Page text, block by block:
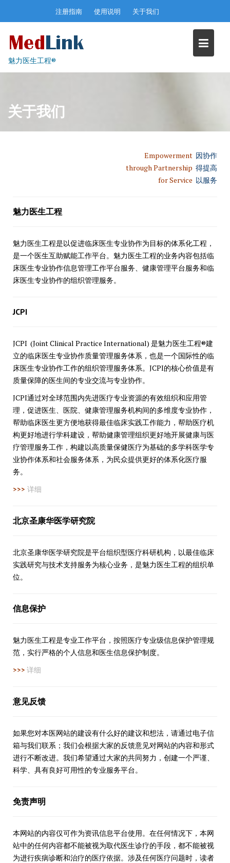
注册指南 使用说明 关于我们
魅力医生工程®
关于我们
Empowerment 因协作
through Partnership 得提高
for Service 以服务
魅力医生工程
魅力医生工程是以促进临床医生专业协作为目标的体系化工程，
是一个医生互助赋能工作平台。魅力医生工程的业务内容包括临
床医生专业协作信息管理工作平台服务、健康管理平台服务和临
床医生专业协作的组织管理服务。
JCPI
JCPI (Joint Clinical Practice International) 是魅力医生工程®建
立的临床医生专业协作质量管理服务体系，也是一个国际性的临
床医生专业协作工作的组织管理服务体系。JCPI的核心价值是有
质量保障的医生间的专业交流与专业协作。
JCPI通过对全球范围内先进医疗专业资源的有效组织和应用管
理，促进医生、医院、健康管理服务机构间的多维度专业协作，
帮助临床医生更方便地获得最佳临床实践工作能力，帮助医疗机
构更好地进行学科建设，帮助健康管理组织更好地开展健康与医
疗管理服务工作，构建以高质量保健医疗为基础的多学科医学专
业协作体系和社会服务体系，为民众提供更好的体系化医疗服
务。
>>> 详细
北京圣康华医学研究院
北京圣康华医学研究院是平台组织型医疗科研机构，以最佳临床
实践研究与技术支持服务为核心业务，是魅力医生工程的组织单
位。
信息保护
魅力医生工程是专业工作平台，按照医疗专业级信息保护管理规
范，实行严格的个人信息和医生信息保护制度。
>>> 详细
意见反馈
如果您对本医网站的建设有什么好的建议和想法，请通过电子信
箱与我们联系；我们会根据大家的反馈意见对网站的内容和形式
进行不断改进。我们希望通过大家的共同努力，创建一个严谨、
科学、具有良好可用性的专业服务平台。
免责声明
本网站的内容仅可作为资讯信息平台使用。在任何情况下，本网
站中的任何内容都不能被视为取代医生诊疗的手段，都不能被视
为进行疾病诊断和治疗的医疗依据。涉及任何医疗问题时，读者